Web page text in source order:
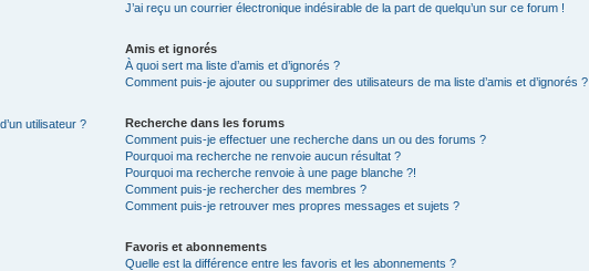
utilisateur ?
J’ai reçu un courrier électronique indésirable de la part de quelqu’un sur ce forum !
Amis et ignorés
À quoi sert ma liste d’amis et d’ignorés ?
Comment puis-je ajouter ou supprimer des utilisateurs de ma liste d’amis et d’ignorés ?
Recherche dans les forums
Comment puis-je effectuer une recherche dans un ou des forums ?
Pourquoi ma recherche ne renvoie aucun résultat ?
Pourquoi ma recherche renvoie à une page blanche ?!
Comment puis-je rechercher des membres ?
Comment puis-je retrouver mes propres messages et sujets ?
Favoris et abonnements
Quelle est la différence entre les favoris et les abonnements ?